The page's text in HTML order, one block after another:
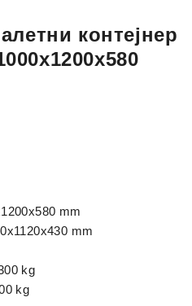
контејнер
mm
mm
kg
kg